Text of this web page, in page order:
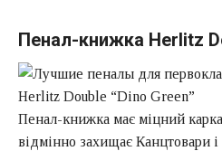
Пенал-книжка Herlitz
Пенал-книжка має міцний
відмінно захищає Канцтовари